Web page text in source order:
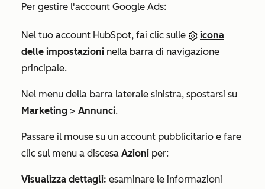
Per gestire l'account Google Ads:
Nel tuo account HubSpot, fai clic sulle
icona
delle impostazioni nella barra di navigazione
principale.
Nel menu della barra laterale sinistra, spostarsi su
Marketing > Annunci.
Passare il mouse su un account pubblicitario e fare
clic sul menu a discesa Azioni per:
Visualizza dettagli: esaminare le informazioni